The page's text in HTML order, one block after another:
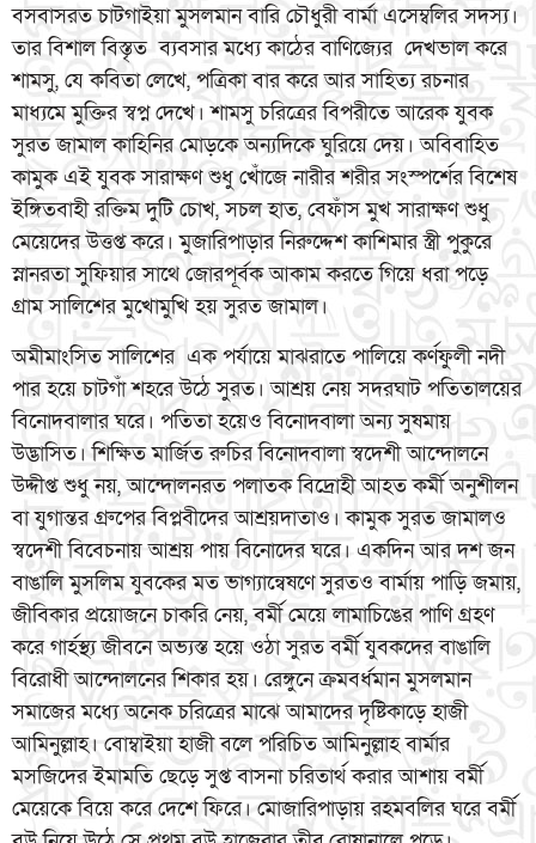
বসবাসরত চাটগাইয়া মুসলমান বারি চৌধুরী বার্মা এসেম্বলির সদস্য।
তার বিশাল বিস্তৃত ব্যবসার মধ্যে কাঠের বাণিজ্যের দেখভাল করে
শামসু, যে কবিতা লেখে, পত্রিকা বার করে আর সাহিত্য রচনার
মাধ্যমে মুক্তির স্বপ্ন দেখে। শামসু চরিত্রের বিপরীতে আরেক যুবক
সুরত জামাল কাহিনির মোড়কে অন্যদিকে ঘুরিয়ে দেয়। অবিবাহিত
কামুক এই যুবক সারাক্ষণ শুধু খোঁজে নারীর শরীর সংস্পর্শের বিশেষ
ইঙ্গিতবাহী রক্তিম দুটি চোখ, সচল হাত, বেফাঁস মুখ সারাক্ষণ শুধু
মেয়েদের উত্তপ্ত করে। মুজারিপাড়ার নিরুদ্দেশ কাশিমার স্ত্রী পুকুরে
স্নানরতা সুফিয়ার সাথে জোরপূর্বক আকাম করতে গিয়ে ধরা পড়ে
গ্রাম সালিশের মুখোমুখি হয় সুরত জামাল।
অমীমাংসিত সালিশের এক পর্যায়ে মাঝরাতে পালিয়ে কর্ণফুলী নদী
পার হয়ে চাটগাঁ শহরে উঠে সুরত। আশ্রয় নেয় সদরঘাট পতিতালয়ের
বিনোদবালার ঘরে। পতিতা হয়েও বিনোদবালা অন্য সুষমায়
উদ্ভাসিত। শিক্ষিত মার্জিত রুচির বিনোদবালা স্বদেশী আন্দোলনে
উদ্দীপ্ত শুধু নয়, আন্দোলনরত পলাতক বিদ্রোহী আহত কর্মী অনুশীলন
বা যুগান্তর গ্রুপের বিপ্লবীদের আশ্রয়দাতাও। কামুক সুরত জামালও
স্বদেশী বিবেচনায় আশ্রয় পায় বিনোদের ঘরে। একদিন আর দশ জন
বাঙালি মুসলিম যুবকের মত ভাগ্যান্বেষণে সুরতও বার্মায় পাড়ি জমায়,
জীবিকার প্রয়োজনে চাকরি নেয়, বর্মী মেয়ে লামাচিঙের পাণি গ্রহণ
করে গার্হস্থ্য জীবনে অভ্যস্ত হয়ে ওঠা সুরত বর্মী যুবকদের বাঙালি
বিরোধী আন্দোলনের শিকার হয়। রেঙ্গুনে ক্রমবর্ধমান মুসলমান
সমাজের মধ্যে অনেক চরিত্রের মাঝে আমাদের দৃষ্টিকাড়ে হাজী
আমিনুল্লাহ। বোম্বাইয়া হাজী বলে পরিচিত আমিনুল্লাহ বার্মার
মসজিদের ইমামতি ছেড়ে সুপ্ত বাসনা চরিতার্থ করার আশায় বর্মী
মেয়েকে বিয়ে করে দেশে ফিরে। মোজারিপাড়ায় রহমবলির ঘরে বর্মী